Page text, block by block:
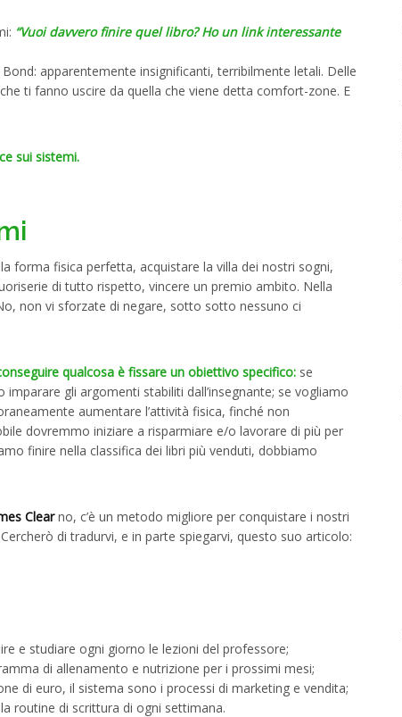
“Vuoi davvero finire quel libro? Ho un link interessante
apparentemente insignificanti, terribilmente letali. Delle
ti fanno uscire da quella che viene detta comfort-zone. E
sui sistemi.
forma fisica perfetta, acquistare la villa dei nostri sogni,
di tutto rispetto, vincere un premio ambito. Nella
non vi sforzate di negare, sotto sotto nessuno ci
qualcosa è fissare un obiettivo specifico: se
gli argomenti stabiliti dall’insegnante; se vogliamo
aumentare l’attività fisica, finché non
dovremmo iniziare a risparmiare e/o lavorare di più per
finire nella classifica dei libri più venduti, dobbiamo
Clearno, c’è un metodo migliore per conquistare i nostri
Cercherò di tradurvi, e in parte spiegarvi, questo suo articolo:
e studiare ogni giorno le lezioni del professore;
di allenamento e nutrizione per i prossimi mesi;
di euro, il sistema sono i processi di marketing e vendita;
routine di scrittura di ogni settimana.